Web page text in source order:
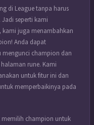
di League tanpa harus
seperti kami
juga menambahkan
Anda dapat
mengunci champion dan
rune. Kami
untuk fitur ini dan
memperbaikinya pada
memilih champion untuk